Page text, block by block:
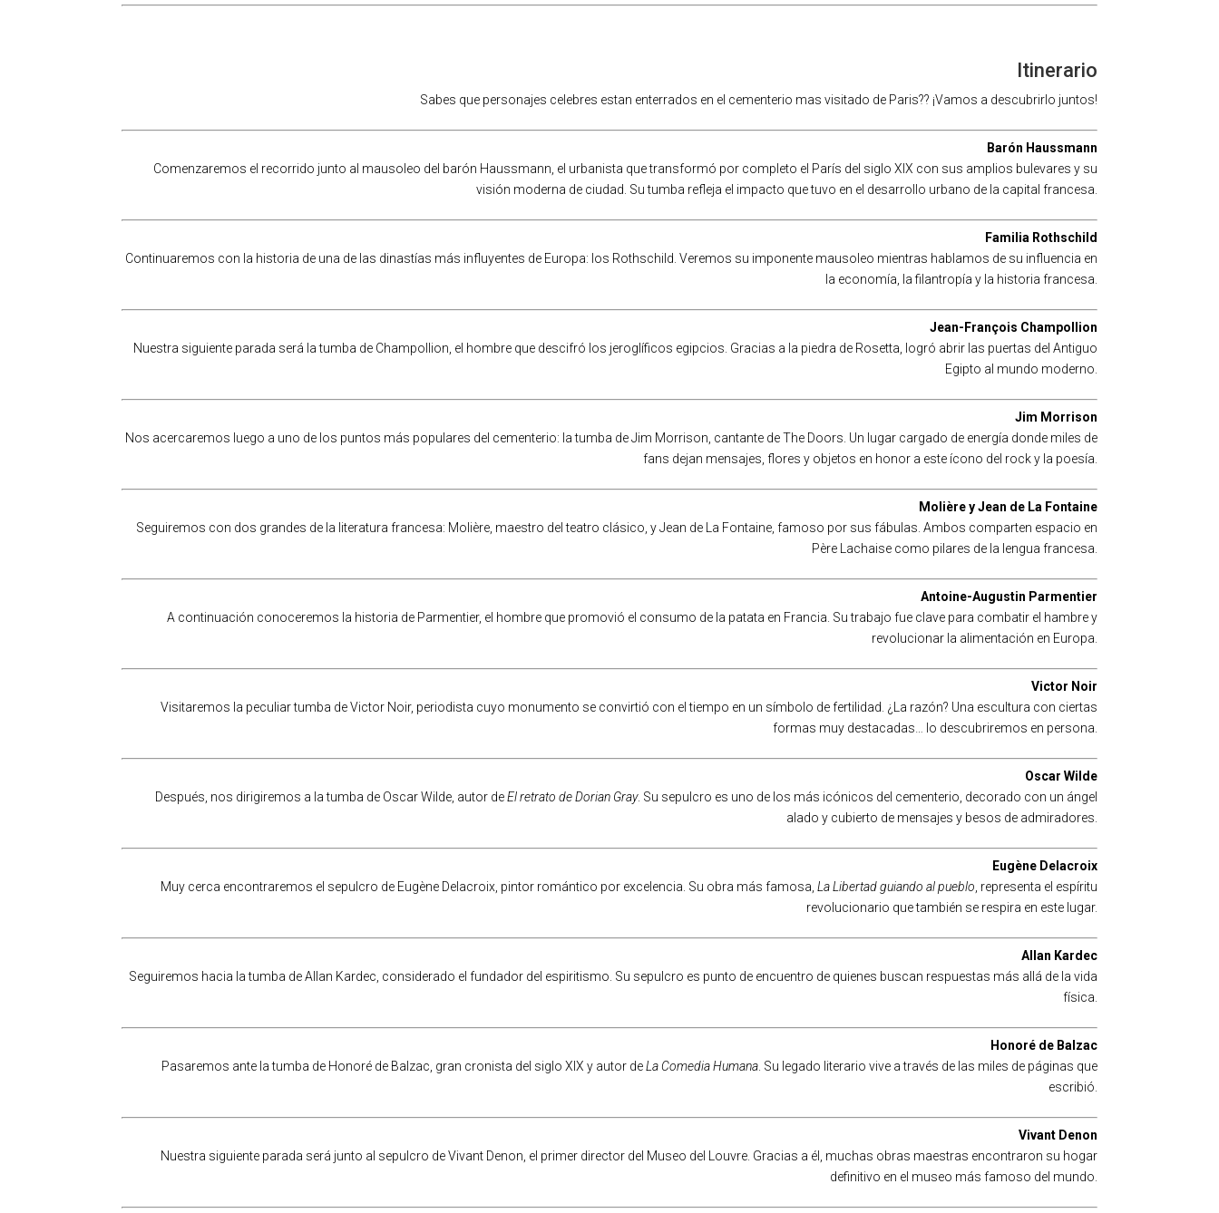
Itinerario
Sabes que personajes celebres estan enterrados en el cementerio mas visitado de Paris?? ¡Vamos a descubrirlo juntos!
Barón Haussmann
Comenzaremos el recorrido junto al mausoleo del barón Haussmann, el urbanista que transformó por completo el París del siglo XIX con sus amplios bulevares y su
visión moderna de ciudad. Su tumba refleja el impacto que tuvo en el desarrollo urbano de la capital francesa.
Familia Rothschild
Continuaremos con la historia de una de las dinastías más influyentes de Europa: los Rothschild. Veremos su imponente mausoleo mientras hablamos de su influencia en
la economía, la filantropía y la historia francesa.
Jean-François Champollion
Nuestra siguiente parada será la tumba de Champollion, el hombre que descifró los jeroglíficos egipcios. Gracias a la piedra de Rosetta, logró abrir las puertas del Antiguo
Egipto al mundo moderno.
Jim Morrison
Nos acercaremos luego a uno de los puntos más populares del cementerio: la tumba de Jim Morrison, cantante de The Doors. Un lugar cargado de energía donde miles de
fans dejan mensajes, flores y objetos en honor a este ícono del rock y la poesía.
Molière y Jean de La Fontaine
Seguiremos con dos grandes de la literatura francesa: Molière, maestro del teatro clásico, y Jean de La Fontaine, famoso por sus fábulas. Ambos comparten espacio en
Père Lachaise como pilares de la lengua francesa.
Antoine-Augustin Parmentier
A continuación conoceremos la historia de Parmentier, el hombre que promovió el consumo de la patata en Francia. Su trabajo fue clave para combatir el hambre y
revolucionar la alimentación en Europa.
Victor Noir
Visitaremos la peculiar tumba de Victor Noir, periodista cuyo monumento se convirtió con el tiempo en un símbolo de fertilidad. ¿La razón? Una escultura con ciertas
formas muy destacadas… lo descubriremos en persona.
Oscar Wilde
Después, nos dirigiremos a la tumba de Oscar Wilde, autor deEl retrato de Dorian Gray. Su sepulcro es uno de los más icónicos del cementerio, decorado con un ángel
alado y cubierto de mensajes y besos de admiradores.
Eugène Delacroix
Muy cerca encontraremos el sepulcro de Eugène Delacroix, pintor romántico por excelencia. Su obra más famosa, La Libertad guiando al pueblo, representa el espíritu
revolucionario que también se respira en este lugar.
Allan Kardec
Seguiremos hacia la tumba de Allan Kardec, considerado el fundador del espiritismo. Su sepulcro es punto de encuentro de quienes buscan respuestas más allá de la vida
física.
Honoré de Balzac
Pasaremos ante la tumba de Honoré de Balzac, gran cronista del siglo XIX y autor deLa Comedia Humana. Su legado literario vive a través de las miles de páginas que
escribió.
Vivant Denon
Nuestra siguiente parada será junto al sepulcro de Vivant Denon, el primer director del Museo del Louvre. Gracias a él, muchas obras maestras encontraron su hogar
definitivo en el museo más famoso del mundo.